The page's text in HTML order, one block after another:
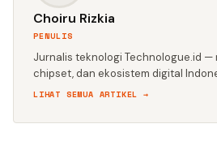
Choiru Rizkia
PENULIS
Jurnalis teknologi Technologue.id —
chipset, dan ekosistem digital
LIHAT SEMUA ARTIKEL →